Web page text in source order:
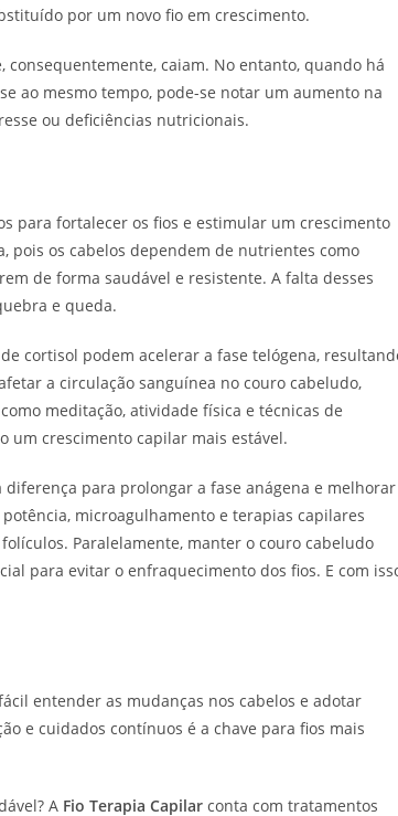
por um novo fio em crescimento.
caiam. No entanto, quando há
ao mesmo tempo, pode-se notar um aumento na
ou deficiências nutricionais.
para fortalecer os fios e estimular um crescimento
pois os cabelos dependem de nutrientes como
de forma saudável e resistente. A falta desses
e queda.
cortisol podem acelerar a fase telógena,
a circulação sanguínea no couro cabeludo,
meditação, atividade física e técnicas de
um crescimento capilar mais estável.
para prolongar a fase anágena e melhorar
microagulhamento e terapias capilares
Paralelamente, manter o couro cabeludo
para evitar o enfraquecimento dos fios. E com
entender as mudanças nos cabelos e adotar
e cuidados contínuos é a chave para fios mais
A Fio Terapia Capilar conta com tratamentos